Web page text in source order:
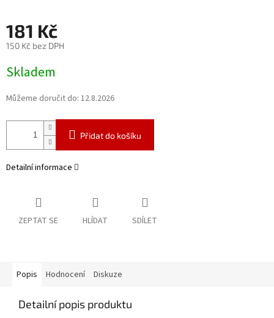
181 Kč
150 Kč bez DPH
cena:
Skladem
Můžeme doručit do: 12.8.2026
Přidat do košíku
Detailní informace
ZEPTAT SE HLÍDAT SDÍLET
Popis Hodnocení Diskuze
Detailní popis produktu